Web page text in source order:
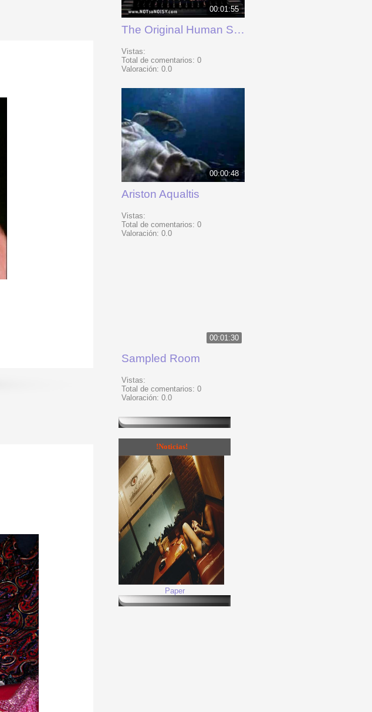
00:01:55
The Original Human SPACE INVADERS Performance
Vistas:
Total de comentarios: 0
Valoración: 0.0
00:00:48
Ariston Aqualtis
Vistas:
Total de comentarios: 0
Valoración: 0.0
00:01:30
Sampled Room
Vistas:
Total de comentarios: 0
Valoración: 0.0
!Noticias!
Paper